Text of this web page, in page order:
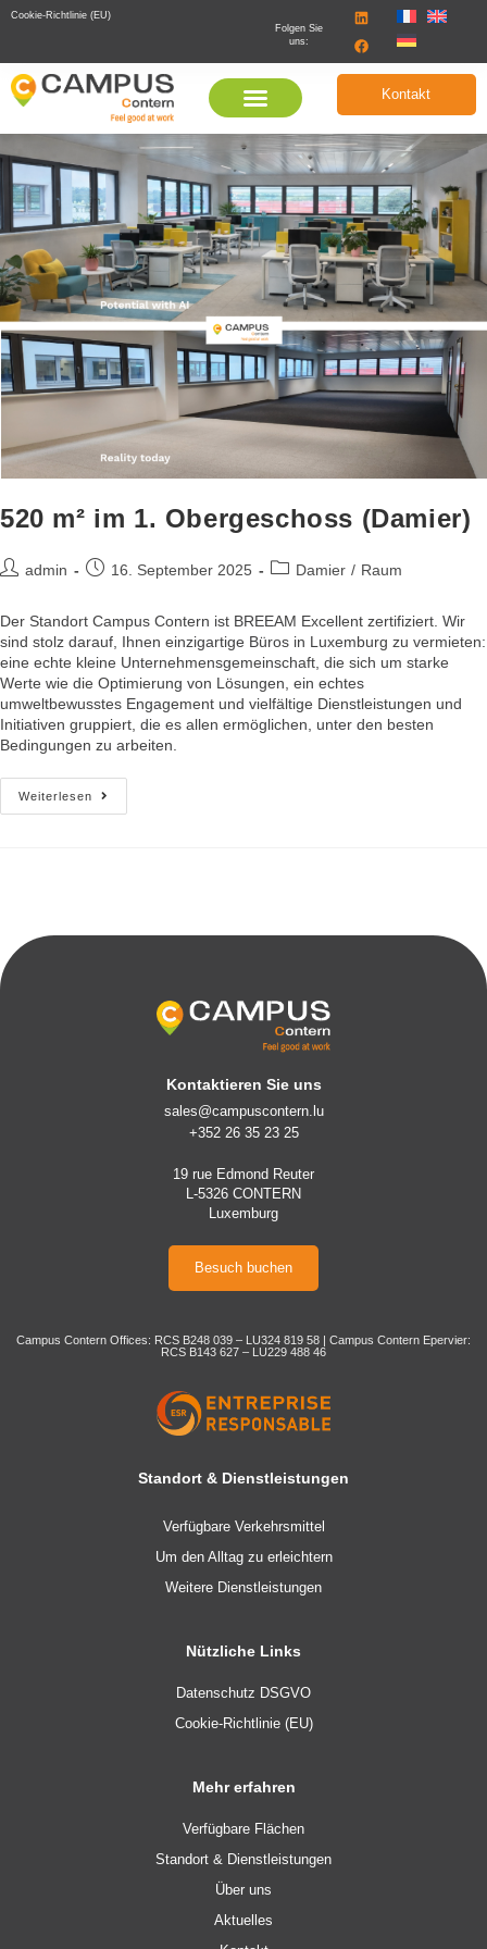
Cookie-Richtlinie (EU)
Folgen Sie
uns:
Kontakt
520 m² im 1. Obergeschoss (Damier)
admin 16. September 2025 Damier / Raum
Der Standort Campus Contern ist BREEAM Excellent zertifiziert. Wir
sind stolz darauf, Ihnen einzigartige Büros in Luxemburg zu vermieten:
eine echte kleine Unternehmensgemeinschaft, die sich um starke
Werte wie die Optimierung von Lösungen, ein echtes
umweltbewusstes Engagement und vielfältige Dienstleistungen und
Initiativen gruppiert, die es allen ermöglichen, unter den besten
Bedingungen zu arbeiten.
Weiterlesen
Kontaktieren Sie uns
sales@campuscontern.lu
+352 26 35 23 25
19 rue Edmond Reuter
L-5326 CONTERN
Luxemburg
Besuch buchen
Campus Contern Offices: RCS B248 039 – LU324 819 58 | Campus Contern Epervier:
RCS B143 627 – LU229 488 46
Standort & Dienstleistungen
Verfügbare Verkehrsmittel
Um den Alltag zu erleichtern
Weitere Dienstleistungen
Nützliche Links
Datenschutz DSGVO
Cookie-Richtlinie (EU)
Mehr erfahren
Verfügbare Flächen
Standort & Dienstleistungen
Über uns
Aktuelles